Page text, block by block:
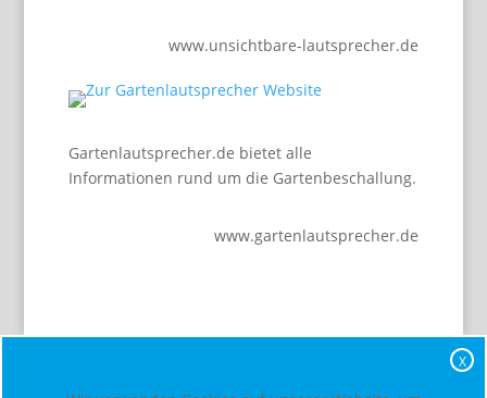
www.unsichtbare-lautsprecher.de
Gartenlautsprecher.de bietet alle
Informationen rund um die Gartenbeschallung.
www.gartenlautsprecher.de
X